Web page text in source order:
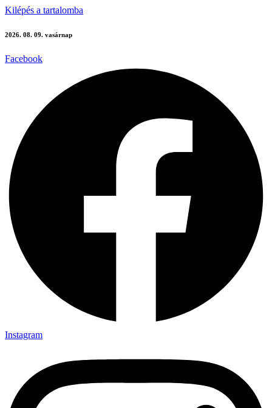
Kilépés a tartalomba
2026. 08. 09. vasárnap
Facebook
Instagram